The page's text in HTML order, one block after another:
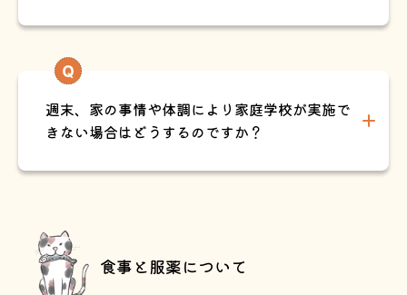
週末、家の事情や体調により家庭学校が実施で
きない場合はどうするのですか？
食事と服薬について